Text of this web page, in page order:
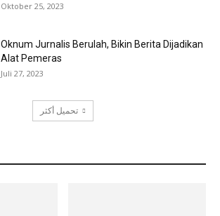
Oktober 25, 2023
Oknum Jurnalis Berulah, Bikin Berita Dijadikan
Alat Pemeras
Juli 27, 2023
تحميل أكثر